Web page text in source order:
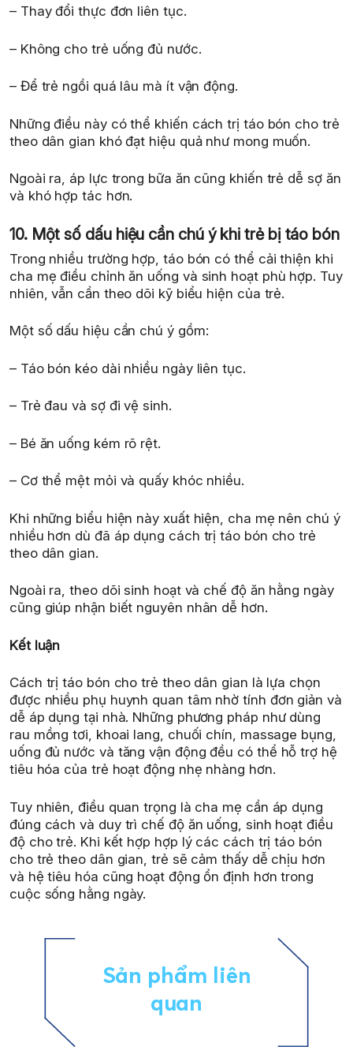
– Thay đổi thực đơn liên tục.
– Không cho trẻ uống đủ nước.
– Để trẻ ngồi quá lâu mà ít vận động.
Những điều này có thể khiến cách trị táo bón cho trẻ
theo dân gian khó đạt hiệu quả như mong muốn.
Ngoài ra, áp lực trong bữa ăn cũng khiến trẻ dễ sợ ăn
và khó hợp tác hơn.
10. Một số dấu hiệu cần chú ý khi trẻ bị táo bón
Trong nhiều trường hợp, táo bón có thể cải thiện khi
cha mẹ điều chỉnh ăn uống và sinh hoạt phù hợp. Tuy
nhiên, vẫn cần theo dõi kỹ biểu hiện của trẻ.
Một số dấu hiệu cần chú ý gồm:
– Táo bón kéo dài nhiều ngày liên tục.
– Trẻ đau và sợ đi vệ sinh.
– Bé ăn uống kém rõ rệt.
– Cơ thể mệt mỏi và quấy khóc nhiều.
Khi những biểu hiện này xuất hiện, cha mẹ nên chú ý
nhiều hơn dù đã áp dụng cách trị táo bón cho trẻ
theo dân gian.
Ngoài ra, theo dõi sinh hoạt và chế độ ăn hằng ngày
cũng giúp nhận biết nguyên nhân dễ hơn.
Kết luận
Cách trị táo bón cho trẻ theo dân gian là lựa chọn
được nhiều phụ huynh quan tâm nhờ tính đơn giản và
dễ áp dụng tại nhà. Những phương pháp như dùng
rau mồng tơi, khoai lang, chuối chín, massage bụng,
uống đủ nước và tăng vận động đều có thể hỗ trợ hệ
tiêu hóa của trẻ hoạt động nhẹ nhàng hơn.
Tuy nhiên, điều quan trọng là cha mẹ cần áp dụng
đúng cách và duy trì chế độ ăn uống, sinh hoạt điều
độ cho trẻ. Khi kết hợp hợp lý các cách trị táo bón
cho trẻ theo dân gian, trẻ sẽ cảm thấy dễ chịu hơn
và hệ tiêu hóa cũng hoạt động ổn định hơn trong
cuộc sống hằng ngày.
Sản phẩm liên
quan